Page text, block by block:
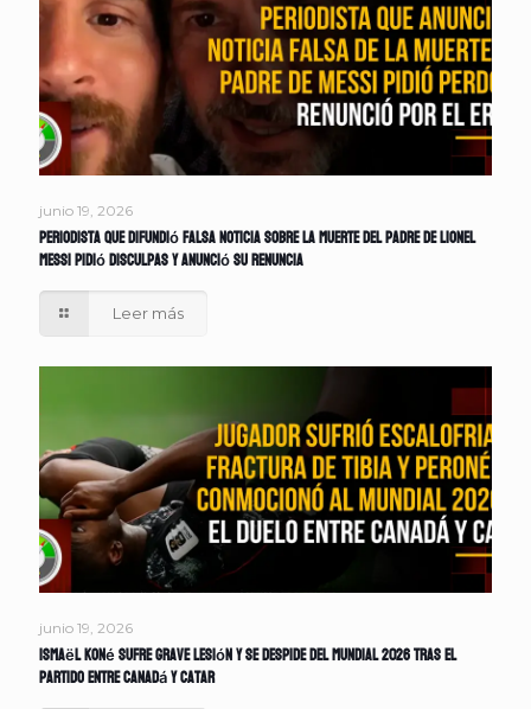
junio 19, 2026
Periodista que difundió falsa noticia sobre la muerte del padre de Lionel
Messi pidió disculpas y anunció su renuncia
Leer más
junio 19, 2026
Ismaël Koné sufre grave lesión y se despide del Mundial 2026 tras el
partido entre Canadá y Catar